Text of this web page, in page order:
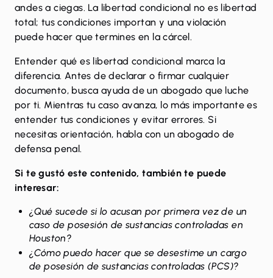
andes a ciegas. La libertad condicional no es libertad
total; tus condiciones importan y una violación
puede hacer que termines en la cárcel.
Entender qué es libertad condicional marca la
diferencia. Antes de declarar o firmar cualquier
documento, busca ayuda deun abogado que luche
por ti. Mientras tu caso avanza, lo más importante es
entender tus condiciones y evitar errores. Si
necesitas orientación, habla con un abogado de
defensa penal.
Si te gustó este contenido, también te puede
interesar:
¿Qué sucede si lo acusan por primera vez de un
caso de posesión de sustancias controladas en
Houston?
¿Cómo puedo hacer que se desestime un cargo
de posesión de sustancias controladas (PCS)?